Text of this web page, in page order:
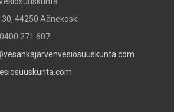
44250 Äänekoski
271 607